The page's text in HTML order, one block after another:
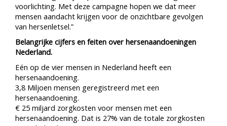
voorlichting. Met deze campagne hopen we dat meer
mensen aandacht krijgen voor de onzichtbare gevolgen
van hersenletsel.”
Belangrijke cijfers en feiten over hersenaandoeningen
Nederland.
Eén op de vier mensen in Nederland heeft een
hersenaandoening.
3,8 Miljoen mensen geregistreerd met een
hersenaandoening.
€ 25 miljard zorgkosten voor mensen met een
hersenaandoening. Dat is 27% van de totale zorgkosten